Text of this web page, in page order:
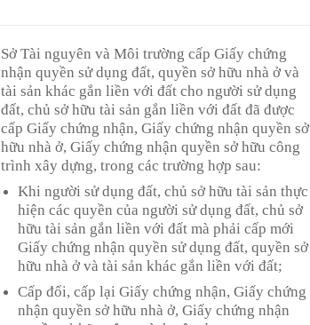
Sở Tài nguyên và Môi trường cấp Giấy chứng
nhận quyền sử dụng đất, quyền sở hữu nhà ở và
tài sản khác gắn liền với đất cho người sử dụng
đất, chủ sở hữu tài sản gắn liền với đất đã được
cấp Giấy chứng nhận, Giấy chứng nhận quyền sở
hữu nhà ở, Giấy chứng nhận quyền sở hữu công
trình xây dựng, trong các trường hợp sau:
Khi người sử dụng đất, chủ sở hữu tài sản thực
hiện các quyền của người sử dụng đất, chủ sở
hữu tài sản gắn liền với đất mà phải cấp mới
Giấy chứng nhận quyền sử dụng đất, quyền sở
hữu nhà ở và tài sản khác gắn liền với đất;
Cấp đổi, cấp lại Giấy chứng nhận, Giấy chứng
nhận quyền sở hữu nhà ở, Giấy chứng nhận